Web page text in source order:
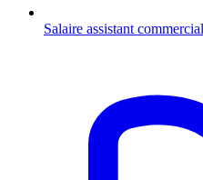
Salaire assistant commercial